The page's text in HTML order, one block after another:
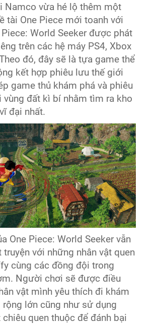
Namco vừa hé lộ thêm một
tài One Piece mới toanh với
World Seeker được phát
trên các hệ máy PS4, Xbox
đó, đây sẽ là tựa game thể
kết hợp phiêu lưu thế giới
game thủ khám phá và phiêu
vùng đất kì bí nhằm tìm ra kho
đại nhất.
One Piece: World Seeker vẫn
với những nhân vật quen
cùng các đồng đội trong
Người chơi sẽ được điều
vật mình yêu thích đi khám
rộng lớn cũng như sử dụng
quen thuộc để đánh bại